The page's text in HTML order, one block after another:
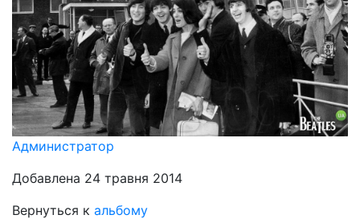
Администратор
Добавлена 24 травня 2014
Вернуться к альбому